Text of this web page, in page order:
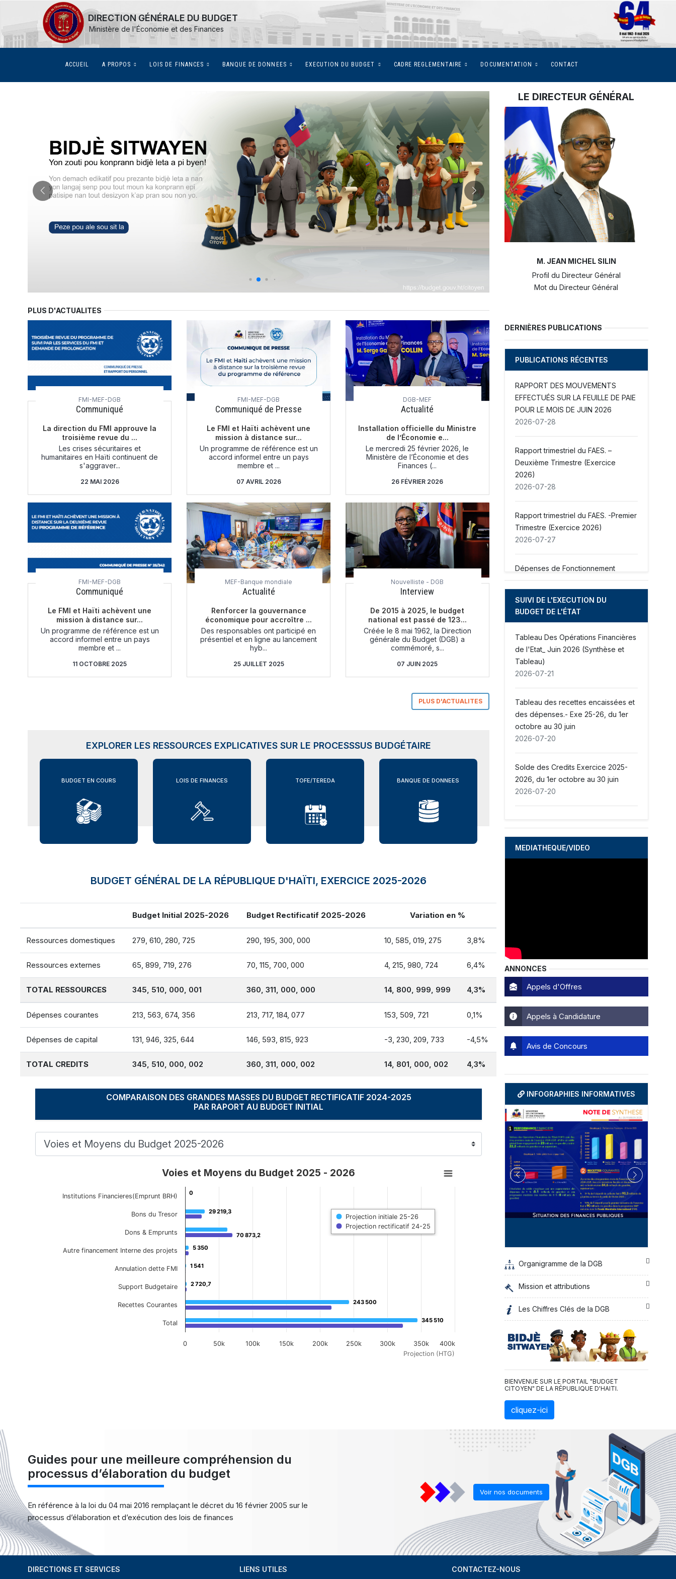
DIRECTION GÉNÉRALE DU BUDGET
Ministère de l'Économie et des Finances
ACCUEIL A PROPOS (CURRENT)LOIS DE FINANCES BANQUE DE DONNEES EXECUTION DU BUDGET CADRE REGLEMENTAIRE DOCUMENTATION CONTACT
PLUS D'ACTUALITES
FMI-MEF-DGB
Communiqué
La direction du FMI approuve la
troisième revue du ...
Les crises sécuritaires et
humanitaires en Haïti continuent de
s'aggraver...
22 MAI 2026
FMI-MEF-DGB
Communiqué de Presse
Le FMI et Haïti achèvent une
mission à distance sur...
Un programme de référence est un
accord informel entre un pays
membre et ...
07 AVRIL 2026
DGB-MEF
Actualité
Installation officielle du Ministre
de l’Économie e...
Le mercredi 25 février 2026, le
Ministère de l’Économie et des
Finances (...
26 FÉVRIER 2026
FMI-MEF-DGB
Communiqué
Le FMI et Haïti achèvent une
mission à distance sur...
Un programme de référence est un
accord informel entre un pays
membre et ...
11 OCTOBRE 2025
MEF-Banque mondiale
Actualité
Renforcer la gouvernance
économique pour accroître ...
Des responsables ont participé en
présentiel et en ligne au lancement
hyb...
25 JUILLET 2025
Nouvelliste - DGB
Interview
De 2015 à 2025, le budget
national est passé de 123...
Créée le 8 mai 1962, la Direction
générale du Budget (DGB) a
commémoré, s...
07 JUIN 2025
PLUS D'ACTUALITES
EXPLORER LES RESSOURCES EXPLICATIVES SUR LE PROCESSSUS BUDGÉTAIRE
BUDGET EN COURS LOIS DE FINANCES TOFE/TEREDA BANQUE DE DONNEES
BUDGET GÉNÉRAL DE LA RÉPUBLIQUE D'HAÏTI, EXERCICE 2025-2026
Budget Initial 2025-2026 Budget Rectificatif 2025-2026 Variation en %
Ressources domestiques 279, 610, 280, 725 290, 195, 300, 000 10, 585, 019, 275 3,8%
Ressources externes 65, 899, 719, 276 70, 115, 700, 000 4, 215, 980, 724 6,4%
TOTAL RESSOURCES 345, 510, 000, 001 360, 311, 000, 000 14, 800, 999, 999 4,3%
Dépenses courantes 213, 563, 674, 356 213, 717, 184, 077 153, 509, 721 0,1%
Dépenses de capital 131, 946, 325, 644 146, 593, 815, 923 -3, 230, 209, 733 -4,5%
TOTAL CREDITS 345, 510, 000, 002 360, 311, 000, 002 14, 801, 000, 002 4,3%
COMPARAISON DES GRANDES MASSES DU BUDGET RECTIFICATIF 2024-2025
PAR RAPORT AU BUDGET INITIAL
Voies et Moyens du Budget 2025 - 2026
View as data table, Voies et Moyens du Budget 2025 - 2026
The chart has 1 X axis displaying categories.
The chart has 1 Y axis displaying Projection (HTG). Data ranges from 0 to 345510.
Projection (HTG)
Voies et Moyens du Budget 2025 - 2026
0
0
29 219,3
29 219,3
5 350
5 350
1 541
1 541
2 720,7
2 720,7
243 500
243 500
345 510
345 510
70 873,2
70 873,2
Projection initiale 25-26
Projection rectificatif 24-25
0 50k 100k 150k 200k 250k 300k 350k 400k
Institutions Financieres(Emprunt BRH)
Bons du Tresor
Dons & Emprunts
Autre financement Interne des projets
Annulation dette FMI
Support Budgetaire
Recettes Courantes
Total
LE DIRECTEUR GÉNÉRAL
M. JEAN MICHEL SILIN
Profil du Directeur Général
Mot du Directeur Général
DERNIÈRES PUBLICATIONS
PUBLICATIONS RÉCENTES
RAPPORT DES MOUVEMENTS
EFFECTUÉS SUR LA FEUILLE DE PAIE
POUR LE MOIS DE JUIN 2026
2026-07-28
Rapport trimestriel du FAES. –
Deuxième Trimestre (Exercice
2026)
2026-07-28
Rapport trimestriel du FAES. -Premier
Trimestre (Exercice 2026)
2026-07-27
Dépenses de Fonctionnement
Exécutées par section et article
au 30 juin
2026-07-20
Dépenses de Subvention Exercice
2025-2026, du 1er octobre au 30
juin
Dépenses sociales au 30 juin 2026
2026-07-20
Décret établissant le Budget
Rectificatif de la République d’Haïti
Exercice Fiscal 2025-2026
2026-06-15
Processus d’Élaboration du Budget
2026-06-14
SUIVI DE L'EXECUTION DU
BUDGET DE L'ÉTAT
Tableau Des Opérations Financières
de l'Etat_ Juin 2026 (Synthèse et
Tableau)
2026-07-21
Tableau des recettes encaissées et
des dépenses.- Exe 25-26, du 1er
octobre au 30 juin
2026-07-20
Solde des Credits Exercice 2025-
2026, du 1er octobre au 30 juin
2026-07-20
MEDIATHEQUE/VIDEO
ANNONCES
Appels d'Offres
Appels à Candidature
Avis de Concours
INFOGRAPHIES INFORMATIVES
Organigramme de la DGB
Mission et attributions
Les Chiffres Clés de la DGB
BIENVENUE SUR LE PORTAIL "BUDGET
CITOYEN" DE LA RÉPUBLIQUE D'HAITI.
cliquez-ici
Guides pour une meilleure compréhension du
processus d’élaboration du budget
En référence à la loi du 04 mai 2016 remplaçant le décret du 16 février 2005 sur le
processus d’élaboration et d’exécution des lois de finances
Voir nos documents
DIRECTIONS ET SERVICES LIENS UTILES CONTACTEZ-NOUS